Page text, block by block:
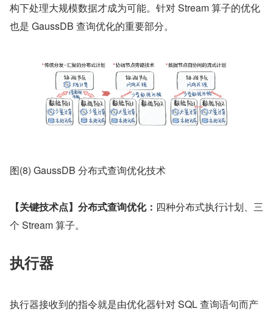
构下处理大规模数据才成为可能。针对 Stream 算子的优化
也是 GaussDB 查询优化的重要部分。
图(8) GaussDB 分布式查询优化技术
【关键技术点】分布式查询优化： 四种分布式执行计划、三
个 Stream 算子。
执行器
执行器接收到的指令就是由优化器针对 SQL 查询语句而产